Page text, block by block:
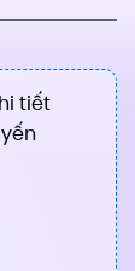
tiết